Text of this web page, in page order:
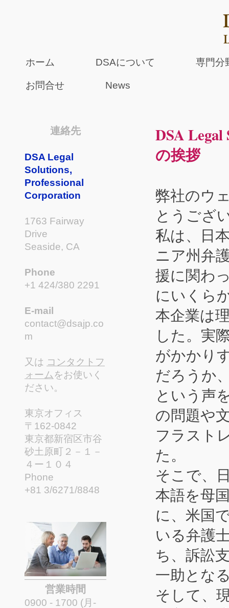
ホーム DSAについて 専門分
お問合せ News
DSA
の挨拶
弊社のウ
とうござ
私は、日
ニア州弁
援に関わ
にいくら
本企業は
した。実
がかかり
だろうか
という声
の問題や
フラスト
た。
そこで、
本語を母
に、米国
いる弁護
ち、訴訟
一助とな
そして、
連絡先
DSA Legal
Solutions,
Professional
Corporation
1763 Fairway
Drive
Seaside, CA
Phone
+1 424/380 2291
E-mail
contact@dsajp.co
m
又は コンタクトフ
ォームをお使いく
ださい。
東京オフィス
〒162-0842
東京都新宿区市谷
砂土原町２－１－
４ー１０４
Phone
+81 3/6271/8848
営業時間
0900 - 1700 (月-